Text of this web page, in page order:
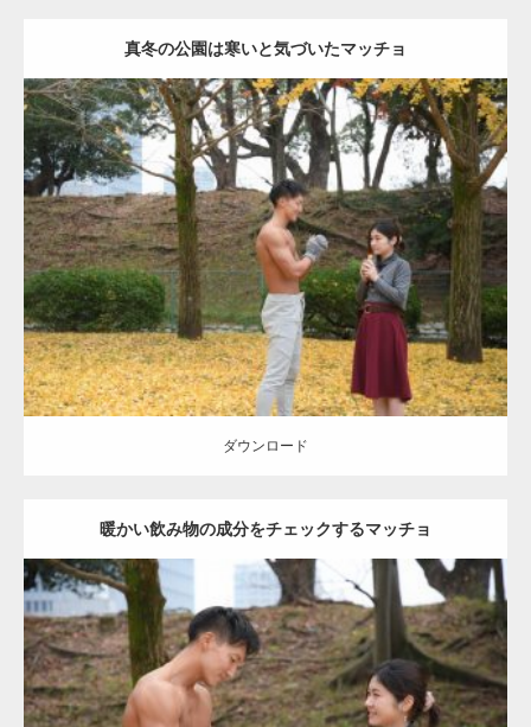
真冬の公園は寒いと気づいたマッチョ
Update: 2021.07.8
Category:公園のマッチョ その他 AKIHITO(細マッチョ) 上腕三頭筋
肩
ダウンロード
ダウンロード
暖かい飲み物の成分をチェックするマッチョ
Update:2021.07.8
Category:公園のマッチョ その他 AKIHITO(細マッチョ) 上腕三頭筋
肩